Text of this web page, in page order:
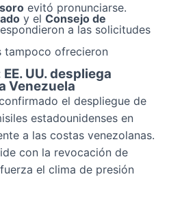
evitó pronunciarse.
y el Consejo de
a las solicitudes
tampoco ofrecieron
UU. despliega
Venezuela
el despliegue de
estadounidenses en
a las costas venezolanas.
con la revocación de
el clima de presión